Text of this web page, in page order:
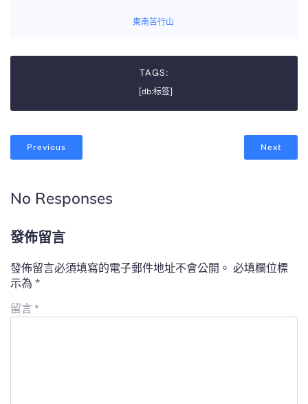
東南苦行山
TAGS:
[db:标签]
Previous Next
No Responses
發佈留言
發佈留言必須填寫的電子郵件地址不會公開。 必填欄位標
示為 *
留言 *